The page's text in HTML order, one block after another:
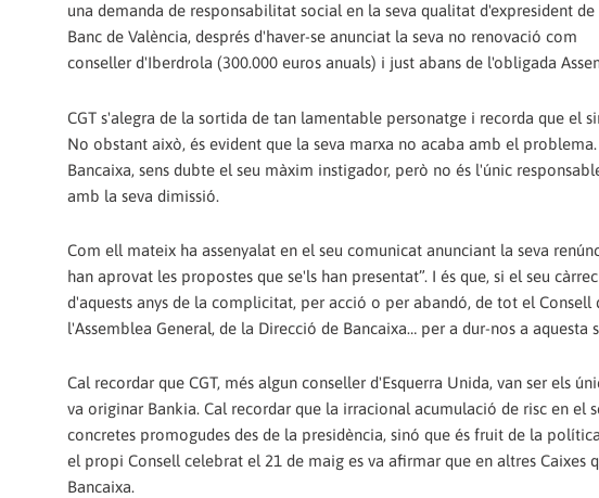
una demanda de responsabilitat social en la seva qualitat d'expresident de
Banc de València, després d'haver-se anunciat la seva no renovació com
conseller d'Iberdrola (300.000 euros anuals) i just abans de l'obligada
CGT s'alegra de la sortida de tan lamentable personatge i recorda que el
No obstant això, és evident que la seva marxa no acaba amb el
Bancaixa, sens dubte el seu màxim instigador, però no és l'únic
amb la seva dimissió.
Com ell mateix ha assenyalat en el seu comunicat anunciant la seva
han aprovat les propostes que se'ls han presentat”. I és que, si el seu
d'aquests anys de la complicitat, per acció o per abandó, de tot el
l'Assemblea General, de la Direcció de Bancaixa… per a dur-nos a aquesta
Cal recordar que CGT, més algun conseller d'Esquerra Unida, van ser els
va originar Bankia. Cal recordar que la irracional acumulació de risc en
concretes promogudes des de la presidència, sinó que és fruit de la
el propi Consell celebrat el 21 de maig es va afirmar que en altres Caixes
Bancaixa.